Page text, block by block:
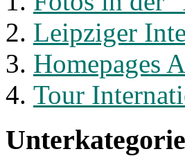
Leipziger
Homepages
Tour